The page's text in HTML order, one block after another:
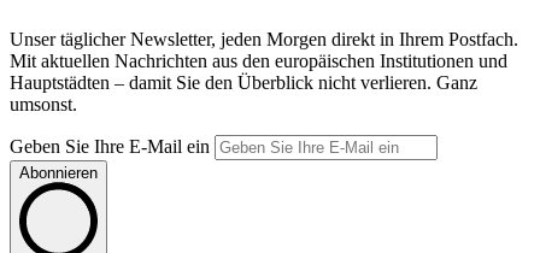
Unser täglicher Newsletter, jeden Morgen direkt in Ihrem Postfach.
Mit aktuellen Nachrichten aus den europäischen Institutionen und
Hauptstädten – damit Sie den Überblick nicht verlieren. Ganz
umsonst.
Geben Sie Ihre E-Mail ein
Abonnieren